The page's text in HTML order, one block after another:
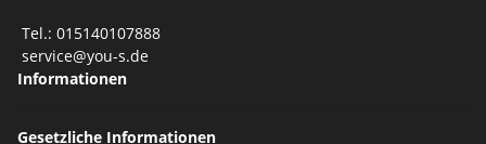
Tel.: 015140107888
service@you-s.de
Informationen
Gesetzliche Informationen